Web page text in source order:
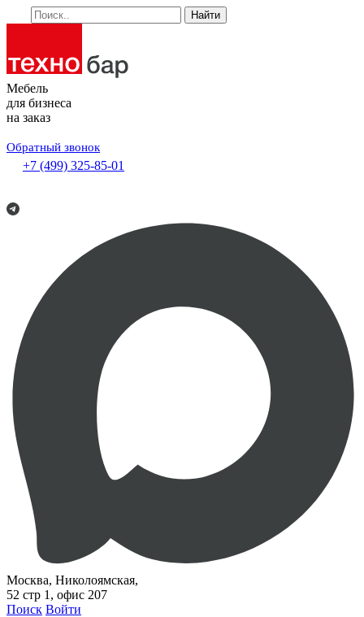
Найти
Мебель
для бизнеса
на заказ
Обратный звонок
+7 (499) 325-85-01
Москва, Николоямская,
52 стр 1, офис 207
Поиск Войти